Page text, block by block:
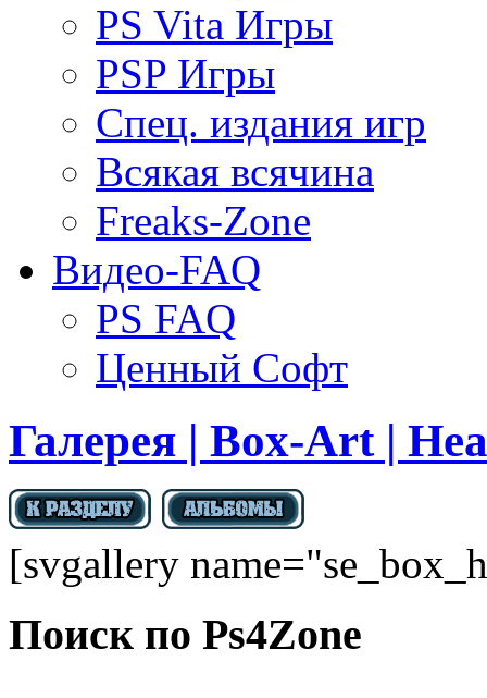
PS Vita Игры
PSP Игры
Спец. издания игр
Всякая всячина
Freaks-Zone
Видео-FAQ
PS FAQ
Ценный Софт
Галерея | Box-Art |
[svgallery
Поиск по Ps4Zone